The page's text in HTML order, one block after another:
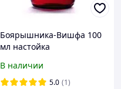
Боярышника-Вишфа 100
мл настойка
В наличии
5.0 (1)